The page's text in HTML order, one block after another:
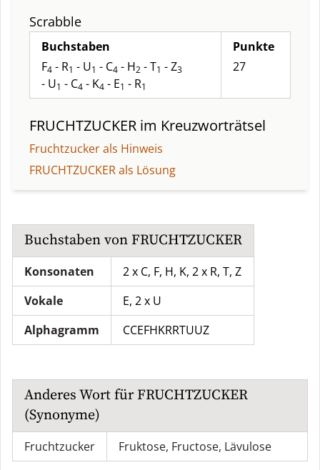
Scrabble
Buchstaben
F4 - R1 - U1 - C4 - H2 - T1 - Z3
- U1 - C4 - K4 - E1 - R1
Punkte
27
FRUCHTZUCKER im Kreuzworträtsel
Fruchtzucker als Hinweis
FRUCHTZUCKER als Lösung
Buchstaben von FRUCHTZUCKER
Konsonaten
2 x C, F, H, K, 2 x R, T, Z
Vokale
E, 2 x U
Alphagramm
CCEFHKRRTUUZ
Anderes Wort fürFRUCHTZUCKER
(Synonyme)
Fruchtzucker Fruktose, Fructose, Lävulose